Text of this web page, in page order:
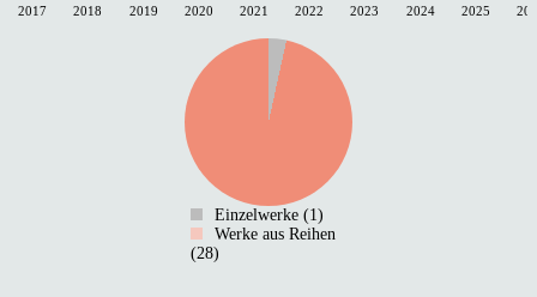
2017 2018 2019 2020 2021 2022 2023 2024 2025
Einzelwerke (1)
Werke aus Reihen
(28)